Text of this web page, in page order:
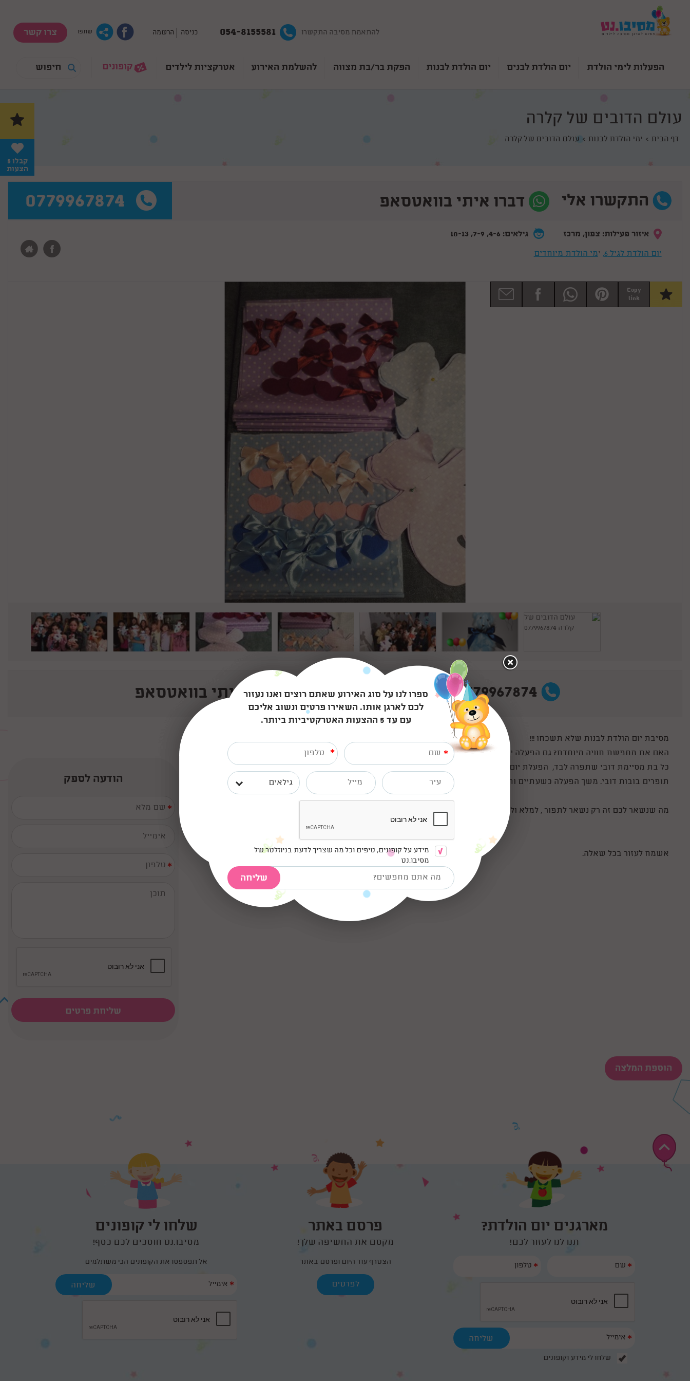
שתפו צרו קשר כניסה הרשמה 054-8155581 להתאמת מסיבה התקשרו
הפעלות לימי הולדת יום הולדת לבנים יום הולדת לבנות הפקת בר/בת מצווה להשלמת האירוע אטרקציות לילדים קופונים
עולם הדובים של קלרה
דף הבית ימי הולדת לבנות עולם הדובים של קלרה
התקשרו אלי דברו איתי בוואטסאפ 0779967874
איזור פעילות: צפון, מרכז גילאים: 4-6, 7-9, 10-13
יום הולדת לגיל 6, ימי הולדת מיוחדים
Copy
link
0779967874 התקשרו אלי דברו איתי בוואטסאפ
מסיבת יום הולדת לבנות שלא תשכחו !!!
האם את מחפשת חוויה מיוחדת? גם הפעלה יום הולדת לבנות וגם חוויה יחודית, אבל מהסוג שמשהו נשאר אחרי??
כל בת מסיימת דובי שתפרה לבד, הפעלת יום הולדת מיוחדת במינה לילדות:)
תופרים בובות דובי. משך הפעלה כשעתיים וחצי - אני דואגת לכל החומרים הדרושים.
מה שנשאר לכם זה רק נשאר לתפור , למלא ולקשט !!!
אשמח לעזור בכל שאלה.
הודעה לספק
*
*
הוספת המלצה
קבלו 5
הצעות
מארגנים יום הולדת?
תנו לנו לעזור לכם!
*
*
*
שלחו לי מידע וקופונים
פרסם באתר
מקסם את החשיפה שלך!
הצטרף עוד היום ופרסם באתר
לפרטים
שלחו לי קופונים
מסיבו.נט חוסכים לכם כסף!
אל תפספסו את הקופונים הכי משתלמים
*
ספרו לנו על סוג האירוע שאתם רוצים ואנו נעזור
לכם לארגן אותו. השאירו פרטים ונשוב אליכם
עם עד 5 ההצעות האטרקטיביות ביותר.
*
*
גילאים
מידע על קופונים, טיפים וכל מה שצריך לדעת בניוזלטר של
מסיבו.נט